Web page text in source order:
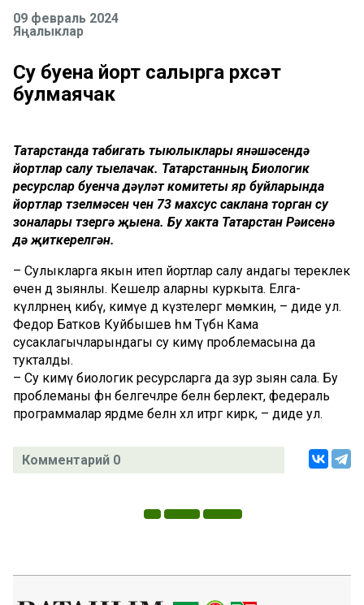
09 февраль 2024
Яңалыклар
Су буена йорт салырга рөхсәт
булмаячак
Татарстанда табигать тыюлыклары янәшәсендә
йортлар салу тыелачак. Татарстанның Биологик
ресурслар буенча дәүләт комитеты яр буйларында
йортлар төзелмәсен өчен 73 махсус саклана торган су
зоналары төзергә җыена. Бу хакта Татарстан Рәисенә
дә җиткерелгән.
– Сулыкларга якын итеп йортлар салу андагы тереклек
өчен дә зыянлы. Кешеләр аларны куркыта. Елга-
күлләрнең кибү, кимүе дә күзәтелергә мөмкин, – диде ул.
Федор Батков Куйбышев һәм Түбән Кама
сусаклагычларындагы су кимү проблемасына да
тукталды.
– Су кимү биологик ресурсларга да зур зыян сала. Бу
проблеманы фән белгечләре белән берлектә, федераль
программалар ярдәме белән хәл итәргә кирәк, – диде ул.
Комментарий 0